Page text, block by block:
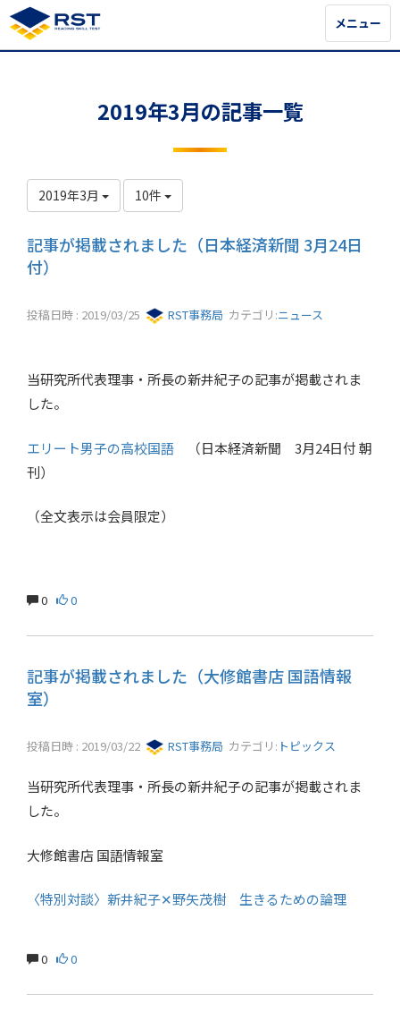
メニュー
メニュー
2019年3月の記事一覧
2019年3月 10件
記事が掲載されました（日本経済新聞 3月24日
付）
投稿日時 : 2019/03/25 RST事務局 カテゴリ:ニュース
当研究所代表理事・所長の新井紀子の記事が掲載されま
した。
エリート男子の高校国語 （日本経済新聞 3月24日付 朝
刊）
（全文表示は会員限定）
0 0
記事が掲載されました（大修館書店 国語情報
室）
投稿日時 : 2019/03/22 RST事務局 カテゴリ: トピックス
当研究所代表理事・所長の新井紀子の記事が掲載されま
した。
大修館書店 国語情報室
〈特別対談〉新井紀子✕野矢茂樹 生きるための論理
0 0